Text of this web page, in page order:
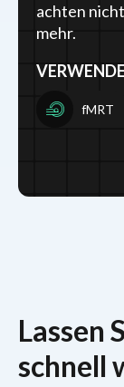
achten
mehr.
fMRT
Lassen
schnell